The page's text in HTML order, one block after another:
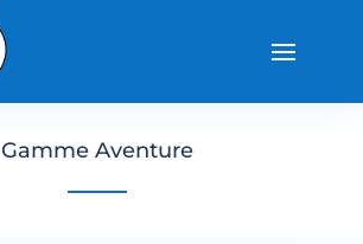
Gamme Aventure